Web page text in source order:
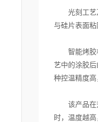
光刻工艺及
与硅片表面
智能烤胶机
艺中的涂胶
种控温精度
该产品在升
时，温度越